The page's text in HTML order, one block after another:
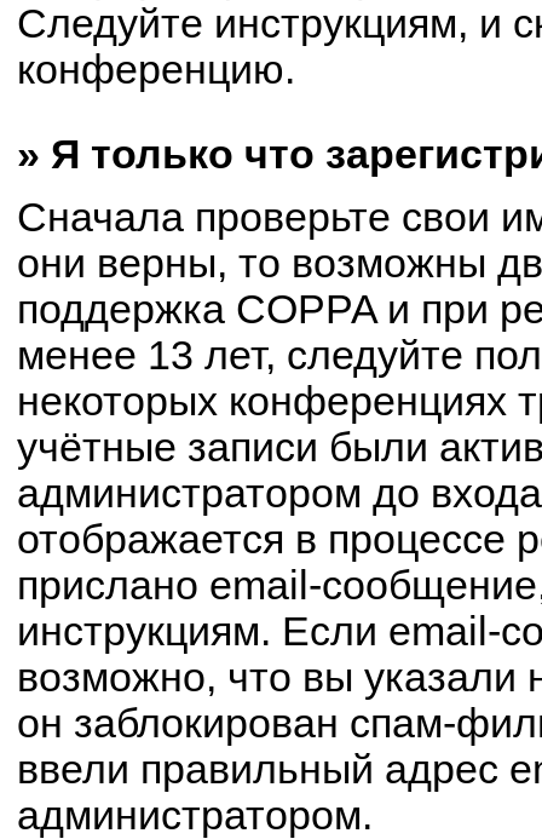
Следуйте инструкциям, и
конференцию.
» Я только что
Сначала проверьте свои
они верны, то возможны
поддержка COPPA и при
менее 13 лет, следуйте
некоторых конференциях
учётные записи были
администратором до
отображается в процессе
прислано email-
инструкциям. Если email-
возможно, что вы
он заблокирован спам-
ввели правильный адрес
администратором.